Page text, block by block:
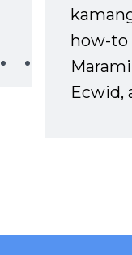
how-to
Ecwid,